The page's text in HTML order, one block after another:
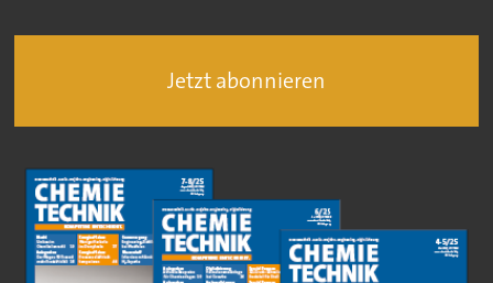
Jetzt abonnieren